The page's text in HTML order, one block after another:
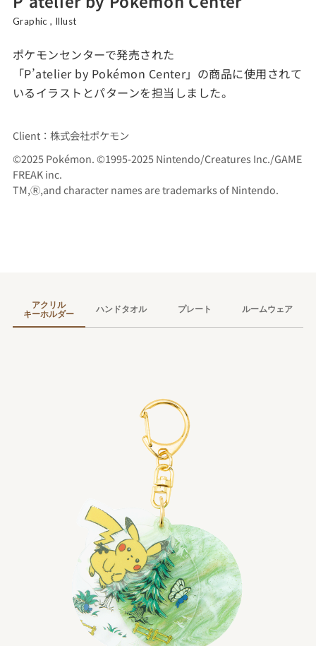
Graphic , Illust
ポケモンセンターで発売された
「P’atelier by Pokémon Center」の商品に使用されて
いるイラストとパターンを担当しました。
Client：株式会社ポケモン
©2025 Pokémon. ©1995-2025 Nintendo/Creatures Inc./GAME
FREAK inc.
TM,Ⓡ,and character names are trademarks of Nintendo.
アクリル
キーホルダー
ハンドタオル プレート ルームウェア